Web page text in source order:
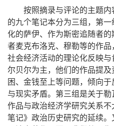
按照摘录与评论的主题内
的九个笔记本分为三组， 第
化的萨伊、作为斯密追随者
者麦克布洛克、穆勒等的作品，
社会经济活动的理论化反映与
尔贝尔为主， 他们的作品提
困、金钱至上等问题， 倾向于
与现实矛盾。 第三组是关于
作品与政治经济学研究关系不
笔记》政治历史研究的延续。